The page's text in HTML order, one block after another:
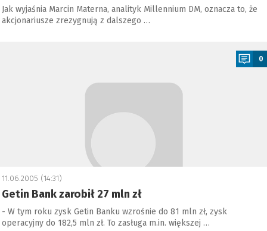
Jak wyjaśnia Marcin Materna, analityk Millennium DM, oznacza to, że
akcjonariusze zrezygnują z dalszego …
0
11.06.2005 (14:31)
Getin Bank zarobił 27 mln zł
- W tym roku zysk Getin Banku wzrośnie do 81 mln zł, zysk
operacyjny do 182,5 mln zł. To zasługa m.in. większej …